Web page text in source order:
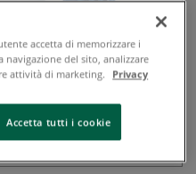
accetta di memorizzare i
del sito, analizzare
attività di marketing.
Privacy
Accetta tutti i cookie